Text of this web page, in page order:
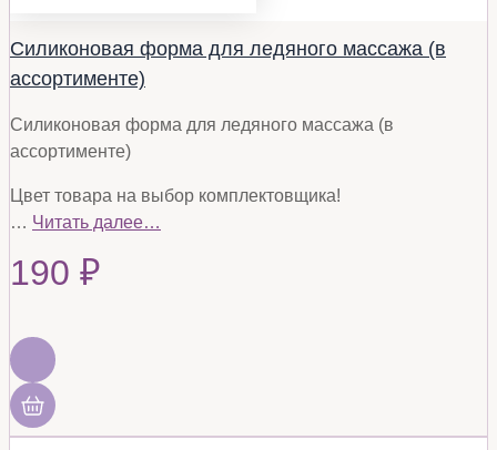
Силиконовая форма для ледяного массажа (в
ассортименте)
Силиконовая форма для ледяного массажа (в
ассортименте)
Цвет товара на выбор комплектовщика!
… Читать далее…
190 ₽